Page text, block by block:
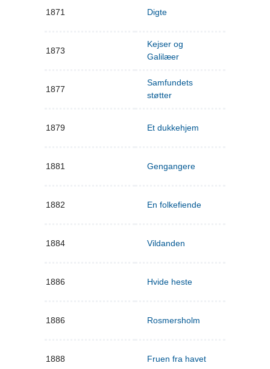
1871 Digte
1873
Kejser og
Galilæer
1877
Samfundets
støtter
1879 Et dukkehjem
1881 Gengangere
1882 En folkefiende
1884 Vildanden
1886 Hvide heste
1886 Rosmersholm
1888 Fruen fra havet